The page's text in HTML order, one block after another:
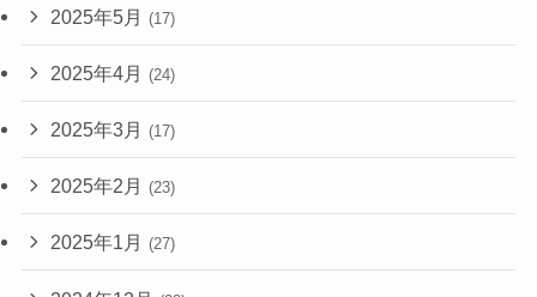
2025年5月 (17)
2025年4月 (24)
2025年3月 (17)
2025年2月 (23)
2025年1月 (27)